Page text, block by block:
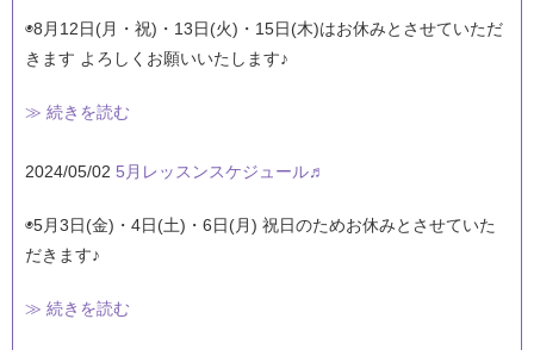
◉8月12日(月・祝)・13日(火)・15日(木)はお休みとさせていただ
きます よろしくお願いいたします♪
≫ 続きを読む
2024/05/02 5月レッスンスケジュール♬
◉5月3日(金)・4日(土)・6日(月) 祝日のためお休みとさせていた
だきます♪
≫ 続きを読む